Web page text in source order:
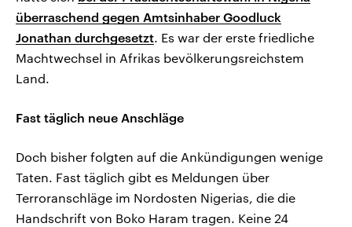
überraschend gegen Amtsinhaber Goodluck
Jonathan durchgesetzt. Es war der erste friedliche
Machtwechsel in Afrikas bevölkerungsreichstem
Land.
Fast täglich neue Anschläge
Doch bisher folgten auf die Ankündigungen wenige
Taten. Fast täglich gibt es Meldungen über
Terroranschläge im Nordosten Nigerias, die die
Handschrift von Boko Haram tragen. Keine 24